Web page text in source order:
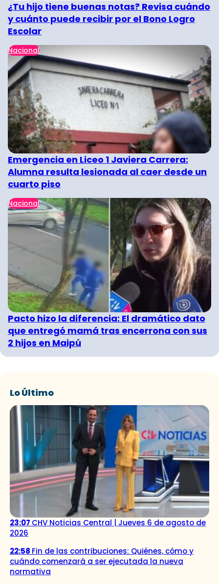
¿Tu hijo tiene buenas notas? Revisa cuándo
y cuánto puede recibir por el Bono Logro
Escolar
Nacional
Emergencia en Liceo 1 Javiera Carrera:
Alumna resulta lesionada al caer desde un
cuarto piso
Nacional
Pacto hizo la diferencia: El dramático dato
que entregó mamá tras encerrona con sus
2 hijos en Maipú
Lo Último
23:07 CHV Noticias Central | Jueves 6 de agosto de
2026
22:58 Fin de las contribuciones: Quiénes, cómo y
cuándo comenzará a ser ejecutada la nueva
normativa